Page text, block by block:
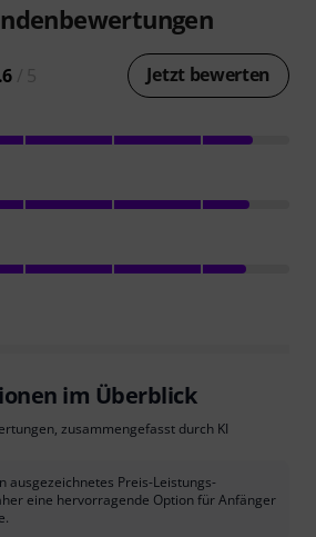
Jetzt bewerten
im Überblick
zusammengefasst durch KI
ausgezeichnetes Preis-Leistungs-
eine hervorragende Option für Anfänger